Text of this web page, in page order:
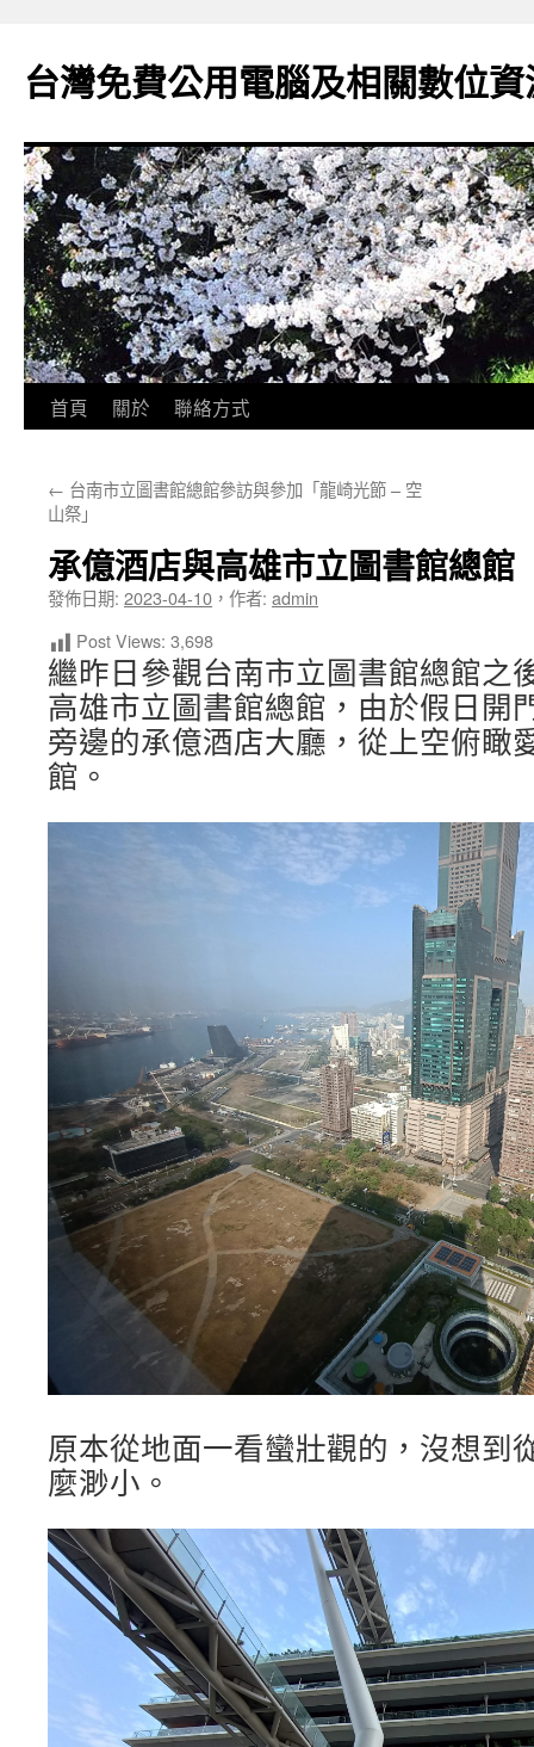
主
要
容
台灣免費公用電腦及相關數位
首頁 關於 聯絡方式
← 台南市立圖書館總館參訪與參加「龍崎光節 – 空
山祭」
承億酒店與高雄市立圖書館總館
發佈日期: 2023-04-10 ， 作者: admin
Post Views: 3,698
繼昨日參觀台南市立圖書館總館之
高雄市立圖書館總館，由於假日開
旁邊的承億酒店大廳，從上空俯瞰
館。
原本從地面一看蠻壯觀的，沒想到
麼渺小。